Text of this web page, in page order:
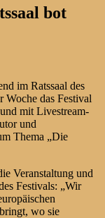
bot
im Ratssaal des
Woche das Festival
mit Livestream-
und
Thema „Die
Veranstaltung und
Festivals: „Wir
wo sie